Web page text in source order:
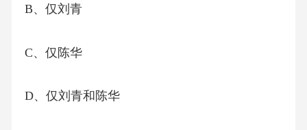
B、仅刘青
C、仅陈华
D、仅刘青和陈华